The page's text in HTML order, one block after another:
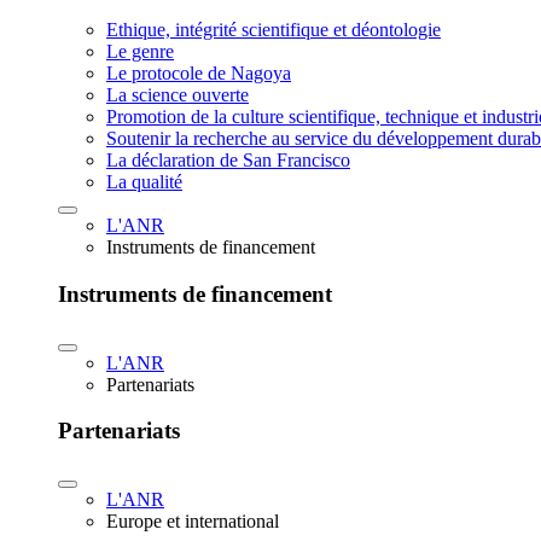
Ethique, intégrité scientifique et déontologie
Le genre
Le protocole de Nagoya
La science ouverte
Promotion de la culture scientifique, technique et
Soutenir la recherche au service du développement
La déclaration de San Francisco
La qualité
L'ANR
Instruments de financement
Instruments de financement
L'ANR
Partenariats
Partenariats
L'ANR
Europe et international